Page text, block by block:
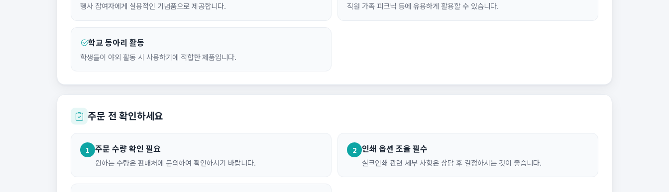
행사 참여자에게 실용적인 기념품으로 제공합니다. 직원 가족 피크닉 등에 유용하게 활용할 수 있습니다.
학교 동아리 활동
학생들이 야외 활동 시 사용하기에 적합한 제품입니다.
주문 전 확인하세요
1 주문 수량 확인 필요
원하는 수량은 판매처에 문의하여 확인하시기 바랍니다.
2 인쇄 옵션 조율 필수
실크인쇄 관련 세부 사항은 상담 후 결정하시는 것이 좋습니다.